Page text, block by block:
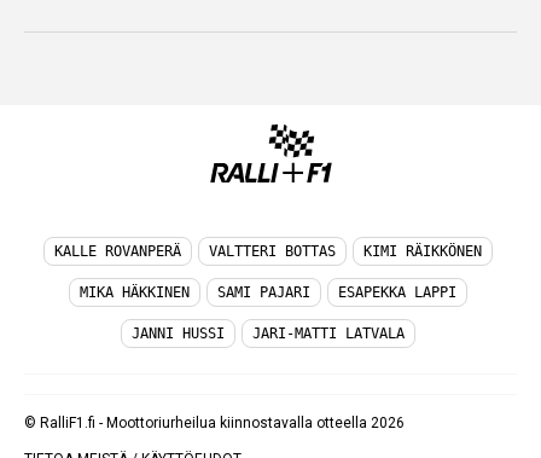
KALLE ROVANPERÄ VALTTERI BOTTAS KIMI RÄIKKÖNEN
MIKA HÄKKINEN SAMI PAJARI ESAPEKKA LAPPI
JANNI HUSSI JARI-MATTI LATVALA
© RalliF1.fi - Moottoriurheilua kiinnostavalla otteella 2026